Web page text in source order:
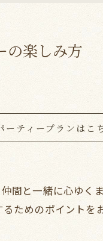
の楽しみ方
ティープランはこ
間と一緒に心ゆく
ためのポイント